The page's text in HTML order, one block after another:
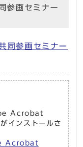
参画セミナー
同参画セミナー
Acrobat
インストールさ
Acrobat